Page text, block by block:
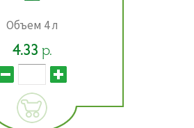
Объем 4 л
4.33 р.